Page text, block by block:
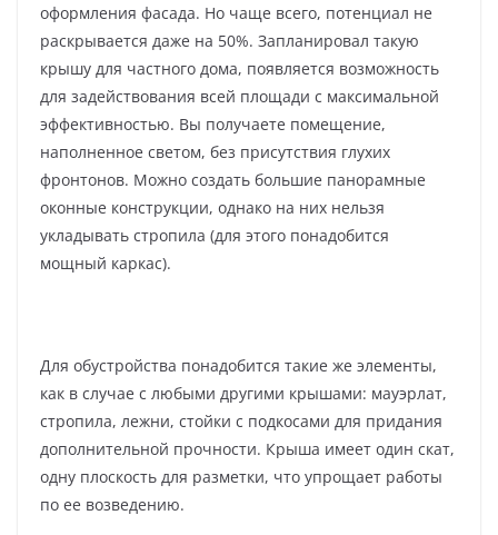
оформления фасада. Но чаще всего, потенциал не
раскрывается даже на 50%. Запланировал такую
крышу для частного дома, появляется возможность
для задействования всей площади с максимальной
эффективностью. Вы получаете помещение,
наполненное светом, без присутствия глухих
фронтонов. Можно создать большие панорамные
оконные конструкции, однако на них нельзя
укладывать стропила (для этого понадобится
мощный каркас).
Для обустройства понадобится такие же элементы,
как в случае с любыми другими крышами: мауэрлат,
стропила, лежни, стойки с подкосами для придания
дополнительной прочности. Крыша имеет один скат,
одну плоскость для разметки, что упрощает работы
по ее возведению.